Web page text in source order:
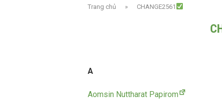
Trang chủ » CHANGE2561
A
Aomsin Nuttharat Papirom